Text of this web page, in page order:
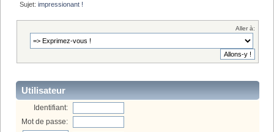
Sujet:impressionant !
Aller à:
Utilisateur
Identifiant:
Mot de passe: